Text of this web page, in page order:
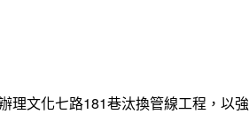
文化七路181巷汰換管線工程，以